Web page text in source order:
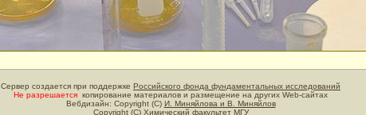
Сервер создается при поддержке Российского фонда фундаментальных исследований
Не разрешается копирование материалов и размещение на других Web-сайтах
Вебдизайн: Copyright (C) И. Миняйлова и В. Миняйлов
Copyright (C) Химический факультет МГУ